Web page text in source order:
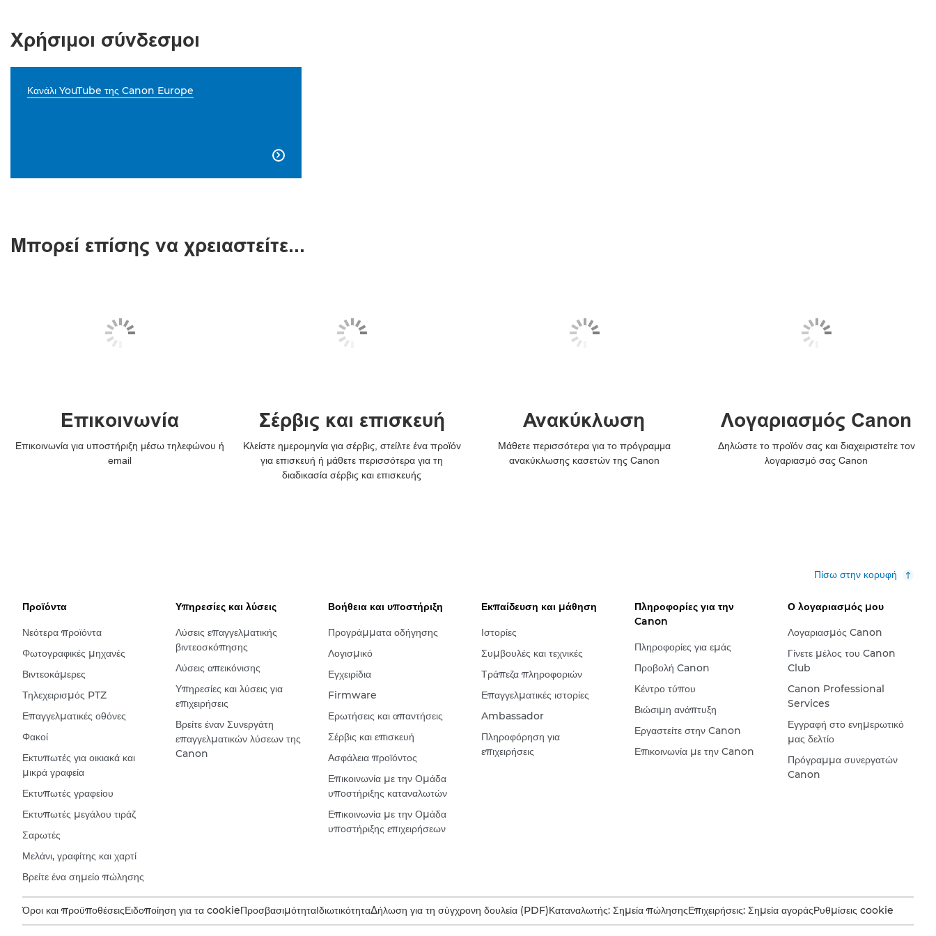
Χρήσιμοι σύνδεσμοι
Κανάλι YouTube της Canon Europe

Μπορεί επίσης να χρειαστείτε...
Επικοινωνία
Επικοινωνία για υποστήριξη μέσω τηλεφώνου ή
email
Σέρβις και επισκευή
Κλείστε ημερομηνία για σέρβις, στείλτε ένα προϊόν
για επισκευή ή μάθετε περισσότερα για τη
διαδικασία σέρβις και επισκευής
Ανακύκλωση
Μάθετε περισσότερα για το πρόγραμμα
ανακύκλωσης κασετών της Canon
Λογαριασμός Canon
Δηλώστε το προϊόν σας και διαχειριστείτε τον
λογαριασμό σας Canon
Πίσω στην κορυφή
Προϊόντα
Νεότερα προϊόντα
Φωτογραφικές μηχανές
Βιντεοκάμερες
Τηλεχειρισμός PTZ
Επαγγελματικές οθόνες
Φακοί
Εκτυπωτές για οικιακά και
μικρά γραφεία
Εκτυπωτές γραφείου
Εκτυπωτές μεγάλου τιράζ
Σαρωτές
Μελάνι, γραφίτης και χαρτί
Βρείτε ένα σημείο πώλησης
Υπηρεσίες και λύσεις
Λύσεις επαγγελματικής
βιντεοσκόπησης
Λύσεις απεικόνισης
Υπηρεσίες και λύσεις για
επιχειρήσεις
Βρείτε έναν Συνεργάτη
επαγγελματικών λύσεων της
Canon
Βοήθεια και υποστήριξη
Προγράμματα οδήγησης
Λογισμικό
Εγχειρίδια
Firmware
Ερωτήσεις και απαντήσεις
Σέρβις και επισκευή
Ασφάλεια προϊόντος
Επικοινωνία με την Ομάδα
υποστήριξης καταναλωτών
Επικοινωνία με την Ομάδα
υποστήριξης επιχειρήσεων
Εκπαίδευση και μάθηση
Ιστορίες
Συμβουλές και τεχνικές
Τράπεζα πληροφοριών
Επαγγελματικές ιστορίες
Ambassador
Πληροφόρηση για
επιχειρήσεις
Πληροφορίες για την
Canon
Πληροφορίες για εμάς
Προβολή Canon
Κέντρο τύπου
Βιώσιμη ανάπτυξη
Εργαστείτε στην Canon
Επικοινωνία με την Canon
Ο λογαριασμός μου
Λογαριασμός Canon
Γίνετε μέλος του Canon
Club
Canon Professional
Services
Εγγραφή στο ενημερωτικό
μας δελτίο
Πρόγραμμα συνεργατών
Canon
Όροι και προϋποθέσειςΕιδοποίηση για τα cookieΠροσβασιμότηταΙδιωτικότηταΔήλωση για τη σύγχρονη δουλεία (PDF)Καταναλωτής: Σημεία πώλησηςΕπιχειρήσεις: Σημεία αγοράςΡυθμίσεις cookie